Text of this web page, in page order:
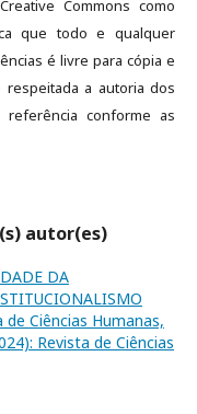
Commons como
que todo e qualquer
é livre para cópia e
a autoria dos
conforme as
autor(es)
DA
Ciências Humanas,
Revista de Ciências